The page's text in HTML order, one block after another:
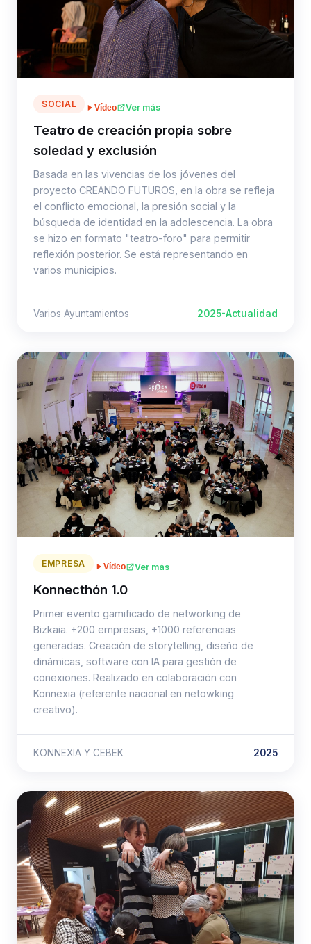
SOCIAL Vídeo Ver más
Teatro de creación propia sobre
soledad y exclusión
Basada en las vivencias de los jóvenes del
proyecto CREANDO FUTUROS, en la obra se refleja
el conflicto emocional, la presión social y la
búsqueda de identidad en la adolescencia. La obra
se hizo en formato "teatro-foro" para permitir
reflexión posterior. Se está representando en
varios municipios.
Varios Ayuntamientos 2025-Actualidad
EMPRESA Vídeo Ver más
Konnecthón 1.0
Primer evento gamificado de networking de
Bizkaia. +200 empresas, +1000 referencias
generadas. Creación de storytelling, diseño de
dinámicas, software con IA para gestión de
conexiones. Realizado en colaboración con
Konnexia (referente nacional en netowking
creativo).
KONNEXIA Y CEBEK 2025